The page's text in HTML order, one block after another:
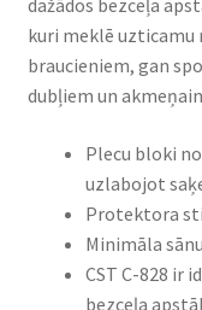
dažādos bezceļa
kuri meklē uzticamu
braucieniem, gan
dubļiem un
Plecu bloki
uzlabojot
Protektora
Minimāla
CST C-828 ir
bezceļa